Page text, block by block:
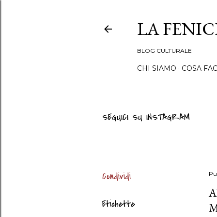
LA
BLOG CULTURALE
CHI SIAMO COSA
SEGUICI SU INSTAGRAM
Condividi
Etichette